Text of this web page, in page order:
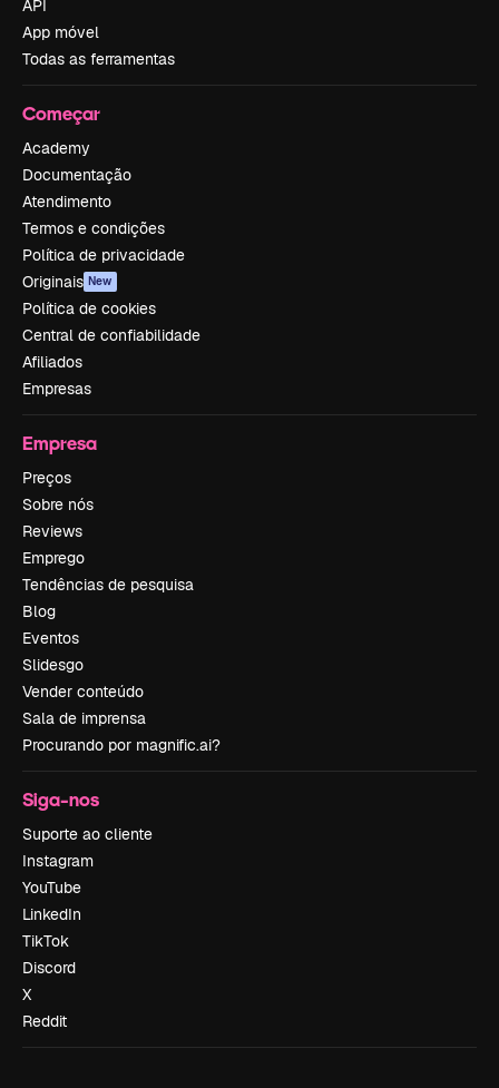
API
App móvel
Todas as ferramentas
Começar
Academy
Documentação
Atendimento
Termos e condições
Política de privacidade
Originais New
Política de cookies
Central de confiabilidade
Afiliados
Empresas
Empresa
Preços
Sobre nós
Reviews
Emprego
Tendências de pesquisa
Blog
Eventos
Slidesgo
Vender conteúdo
Sala de imprensa
Procurando por magnific.ai?
Siga-nos
Suporte ao cliente
Instagram
YouTube
LinkedIn
TikTok
Discord
X
Reddit